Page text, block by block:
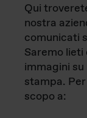
Qui
nostra
comunicati
Saremo
immagini
stampa.
scopo a: